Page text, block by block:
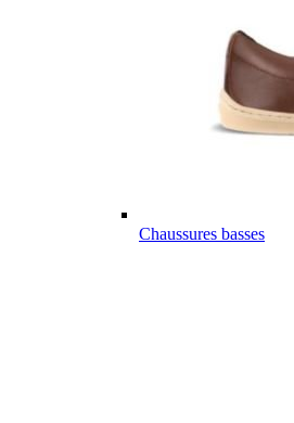
Chaussures basses